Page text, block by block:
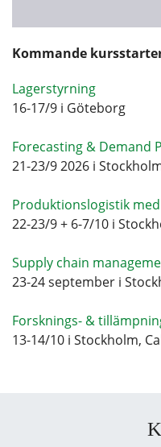
Kommande
Lagerstyrning
16-17/9 i Göteborg
Forecasting & Demand
21-23/9 2026 i
Produktionslogistik med
22-23/9 + 6-7/10 i
Supply chain
23-24 september i
Forsknings- &
13-14/10 i Stockholm,